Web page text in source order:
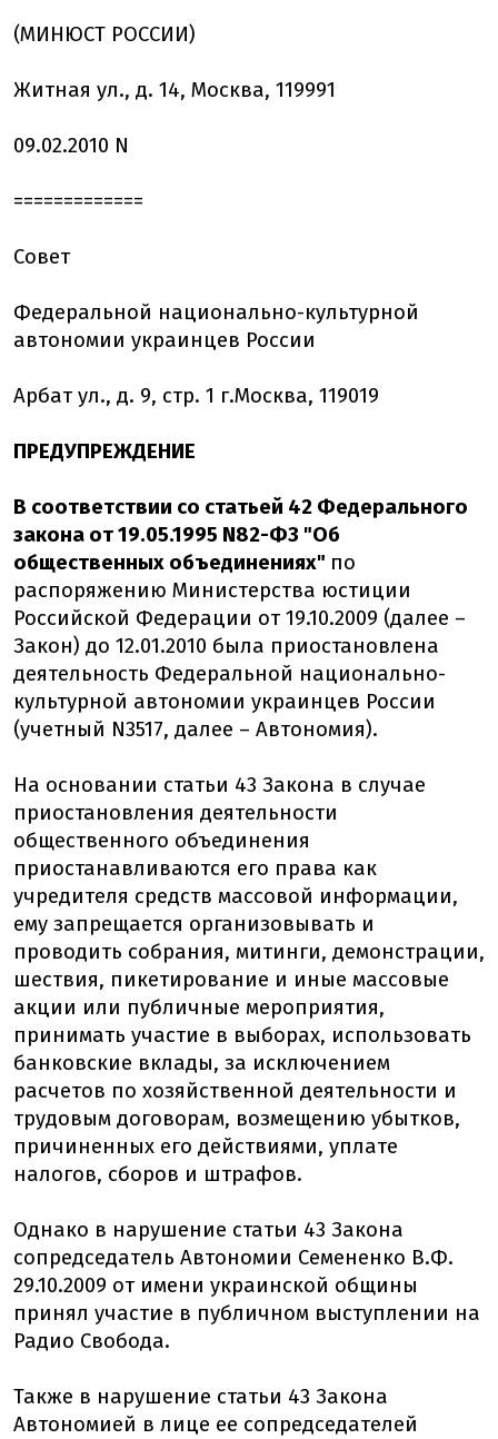
(МИНЮСТ РОССИИ)
Житная ул., д. 14, Москва, 119991
09.02.2010 N
=============
Совет
Федеральной национально-культурной
автономии украинцев России
Арбат ул., д. 9, стр. 1 г.Москва, 119019
ПРЕДУПРЕЖДЕНИЕ
В соответствии со статьей 42 Федерального
закона от 19.05.1995 N82-ФЗ "Об
общественных объединениях" по
распоряжению Министерства юстиции
Российской Федерации от 19.10.2009 (далее –
Закон) до 12.01.2010 была приостановлена
деятельность Федеральной национально-
культурной автономии украинцев России
(учетный N3517, далее – Автономия).
На основании статьи 43 Закона в случае
приостановления деятельности
общественного объединения
приостанавливаются его права как
учредителя средств массовой информации,
ему запрещается организовывать и
проводить собрания, митинги, демонстрации,
шествия, пикетирование и иные массовые
акции или публичные мероприятия,
принимать участие в выборах, использовать
банковские вклады, за исключением
расчетов по хозяйственной деятельности и
трудовым договорам, возмещению убытков,
причиненных его действиями, уплате
налогов, сборов и штрафов.
Однако в нарушение статьи 43 Закона
сопредседатель Автономии Семененко В.Ф.
29.10.2009 от имени украинской общины
принял участие в публичном выступлении на
Радио Свобода.
Также в нарушение статьи 43 Закона
Автономией в лице ее сопредседателей